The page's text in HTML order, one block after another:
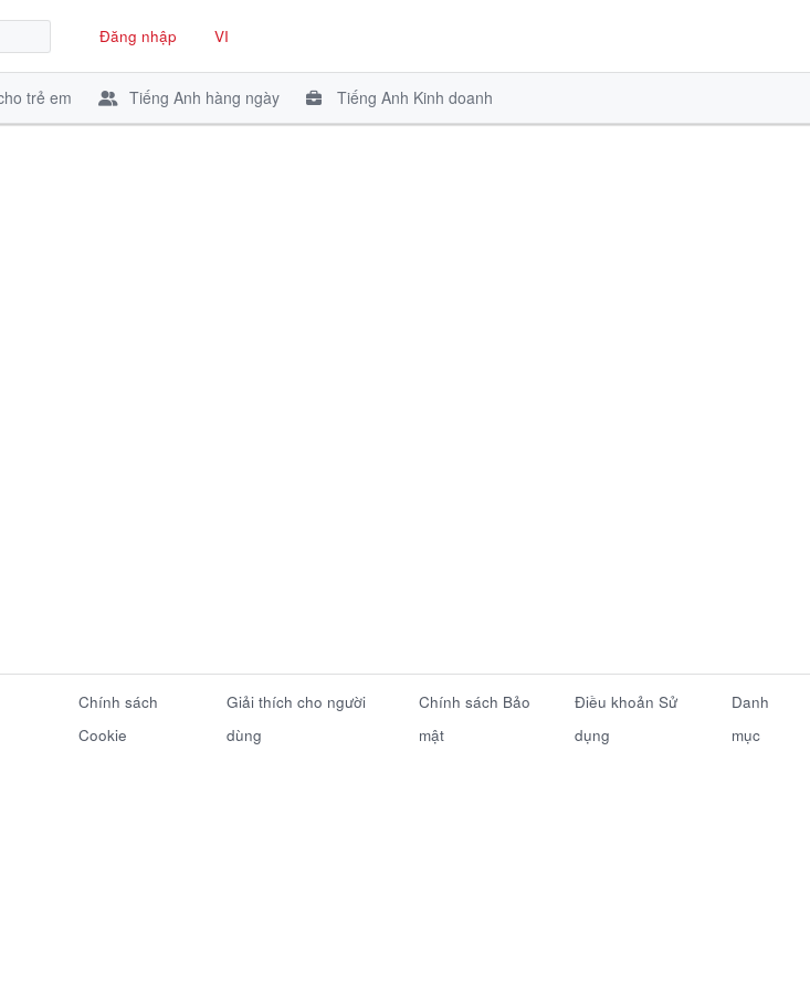
Đăng nhập VI
trẻ em Tiếng Anh hàng ngày Tiếng Anh Kinh doanh
Chính sách
Cookie
Giải thích cho người
dùng
Chính sách Bảo
mật
Điều khoản Sử
dụng
Danh
mục